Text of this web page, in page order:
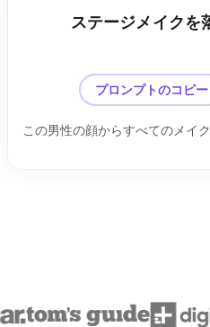
、チーク、輪郭を取り除きま
ステージメイク
プロンプトのコピー
この男性の顔からすべてのメイ